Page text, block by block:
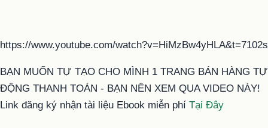
https://www.youtube.com/watch?v=HiMzBw4yHLA&t=7102s
BẠN MUỐN TỰ TẠO CHO MÌNH 1 TRANG BÁN HÀNG TỰ
ĐỘNG THANH TOÁN - BẠN NÊN XEM QUA VIDEO NÀY!
Link đăng ký nhận tài liệu Ebook miễn phí Tại Đây